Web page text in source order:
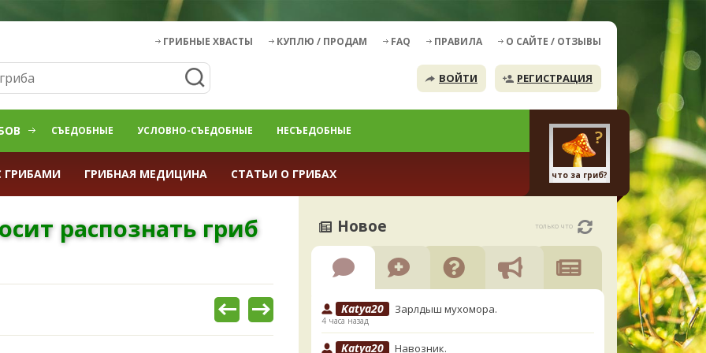
ГРИБНЫЕ ХВАСТЫ КУПЛЮ / ПРОДАМ FAQ ПРАВИЛА О САЙТЕ / ОТЗЫВЫ
ВОЙТИ РЕГИСТРАЦИЯ
СЪЕДОБНЫЕ УСЛОВНО-СЪЕДОБНЫЕ НЕСЪЕДОБНЫЕ
ГРИБАМИ ГРИБНАЯ МЕДИЦИНА СТАТЬИ О ГРИБАХ что за гриб?
распознать гриб
Новое только что
Katya20 Зарлдыш мухомора.
4 часа назад
Katya20 Навозник.